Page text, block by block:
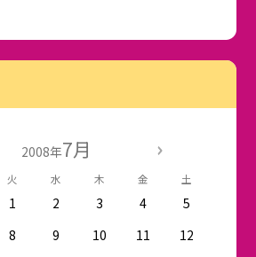
2008年7月
火 水 木 金 土
1 2 3 4
5
8 9 10 11
12